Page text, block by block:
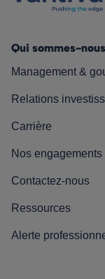
Qui sommes-nous
Management &
Relations
Carrière
Nos engagements
Contactez-nous
Ressources
Alerte